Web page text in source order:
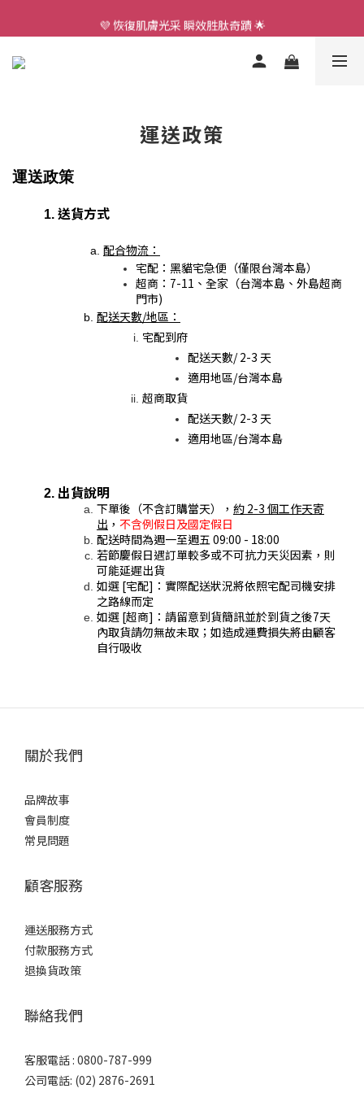
全店滿$3,000享免運🚛
💜 恢復肌膚光采 瞬效胜肽奇蹟 🌟
運送政策
運送政策
送貨方式
配合物流：
宅配：黑貓宅急便（僅限台灣本島）
超商：7-11、全家（台灣本島、外島超商
門市)
配送天數/地區：
宅配到府
配送天數/ 2-3 天
適用地區/台灣本島
超商取貨
配送天數/ 2-3 天
適用地區/台灣本島
出貨說明
下單後（不含訂購當天）， 約 2-3 個工作天寄
出 ， 不含例假日及國定假日
配送時間為週一至週五 09:00 - 18:00
若節慶假日遇訂單較多或不可抗力天災因素，則
可能延遲出貨
如選 [宅配]：實際配送狀況將依照宅配司機安排
之路線而定
如選 [超商]：請留意到貨簡訊並於到貨之後7天
內取貨請勿無故未取；如造成運費損失將由顧客
自行吸收
關於我們
品牌故事
會員制度
常見問題
顧客服務
運送服務方式
付款服務方式
退換貨政策
聯絡我們
客服電話 : 0800-787-999
公司電話: (02) 2876-2691